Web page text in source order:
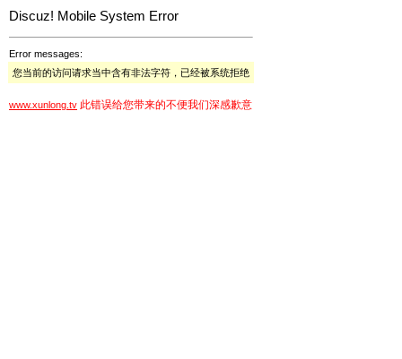
Discuz! Mobile System Error
Error messages:
您当前的访问请求当中含有非法字符，已经被系统拒绝
www.xunlong.tv 此错误给您带来的不便我们深感歉意